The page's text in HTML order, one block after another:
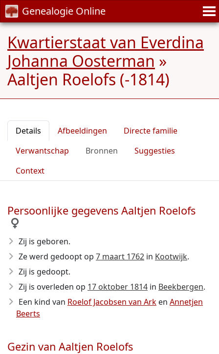
Genealogie Online
Kwartierstaat van Everdina
Johanna Oosterman »
Aaltjen Roelofs (-1814)
Details Afbeeldingen
Directe familie
Verwantschap
Bronnen
Suggesties
Context
Persoonlijke gegevens Aaltjen Roelofs
Zij is geboren.
Ze werd gedoopt op 7 maart 1762 in Kootwijk.
Zij is gedoopt.
Zij is overleden op 17 oktober 1814 in Beekbergen.
Een kind van Roelof Jacobsen van Ark en Annetjen
Beerts
Gezin van Aaltjen Roelofs